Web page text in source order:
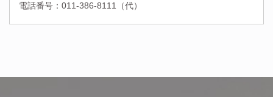
電話番号：011-386-8111（代）